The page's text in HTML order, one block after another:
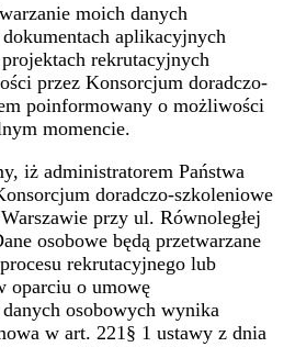
moich danych
aplikacyjnych
rekrutacyjnych
przez Konsorcjum doradczo-
poinformowany o możliwości
momencie.
iż administratorem Państwa
doradczo-szkoleniowe
przy ul. Równoległej
osobowe będą przetwarzane
rekrutacyjnego lub
oparciu o umowę
osobowych wynika
w art. 221§ 1 ustawy z dnia